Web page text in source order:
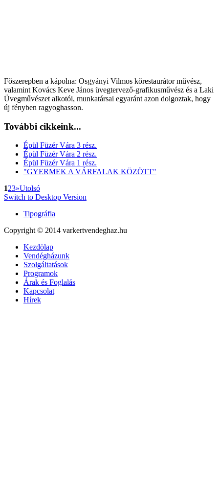
Főszerepben a kápolna: Osgyányi Vilmos kőrestaurátor művész,
valamint Kovács Keve János üvegtervező-grafikusművész és a Laki
Üvegművészet alkotói, munkatársai egyaránt azon dolgoztak, hogy
új fényben ragyoghasson.
További cikkeink...
Épül Füzér Vára 3 rész.
Épül Füzér Vára 2 rész.
Épül Füzér Vára 1 rész.
"GYERMEK A VÁRFALAK KÖZÖTT"
123»Utolsó
Switch to Desktop Version
Tipográfia
Copyright © 2014 varkertvendeghaz.hu
Kezdölap
Vendégházunk
Szolgáltatások
Programok
Árak és Foglalás
Kapcsolat
Hírek